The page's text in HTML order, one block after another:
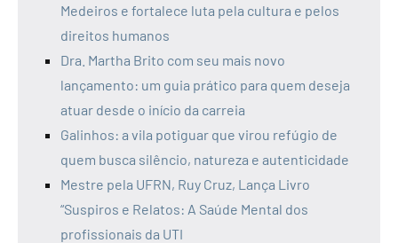
Medeiros e fortalece luta pela cultura e pelos
direitos humanos
Dra. Martha Brito com seu mais novo
lançamento: um guia prático para quem deseja
atuar desde o início da carreia
Galinhos: a vila potiguar que virou refúgio de
quem busca silêncio, natureza e autenticidade
Mestre pela UFRN, Ruy Cruz, Lança Livro
“Suspiros e Relatos: A Saúde Mental dos
profissionais da UTI